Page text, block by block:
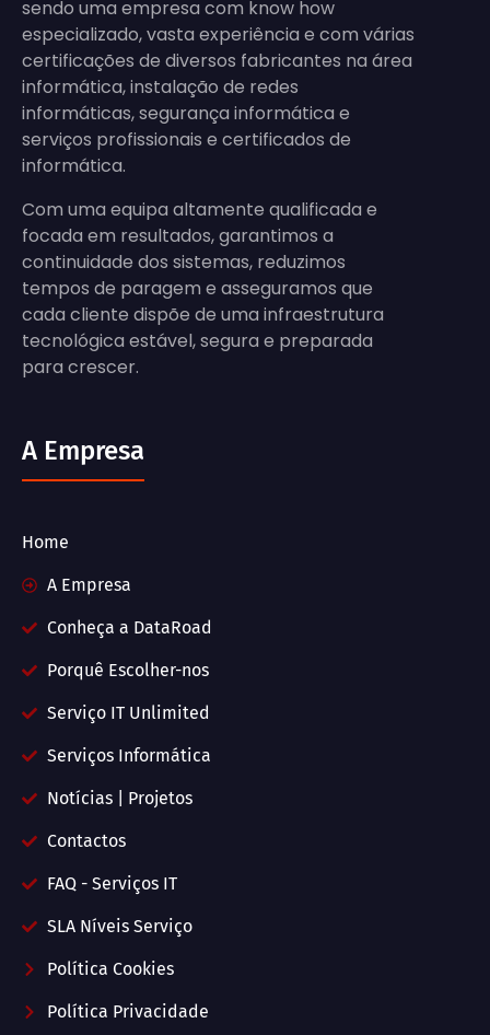
sendo uma empresa com know how
especializado, vasta experiência e com várias
certificações de diversos fabricantes na área
informática, instalação de redes
informáticas, segurança informática e
serviços profissionais e certificados de
informática.
Com uma equipa altamente qualificada e
focada em resultados, garantimos a
continuidade dos sistemas, reduzimos
tempos de paragem e asseguramos que
cada cliente dispõe de uma infraestrutura
tecnológica estável, segura e preparada
para crescer.
A Empresa
Home
A Empresa
Conheça a DataRoad
Porquê Escolher-nos
Serviço IT Unlimited
Serviços Informática
Notícias | Projetos
Contactos
FAQ - Serviços IT
SLA Níveis Serviço
Política Cookies
Política Privacidade